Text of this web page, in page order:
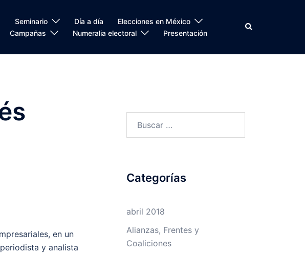
Seminario Día a día
Elecciones en México
Campañas
Numeralia electoral Presentación
Search
en un
y analista
Categorías
abril 2018
Alianzas, Frentes y
Coaliciones